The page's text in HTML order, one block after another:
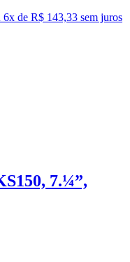
6x de R$ 143,33 sem juros
7.¼”,